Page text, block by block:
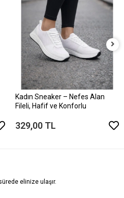
Kadın Sneaker – Nefes Alan
Fileli, Hafif ve Konforlu
329,00 TL
elinize ulaşır.